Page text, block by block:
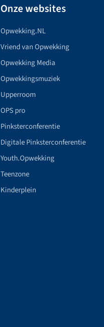
Onze websites
Opwekking.NL
Vriend van Opwekking
Opwekking Media
Opwekkingsmuziek
Upperroom
OPS pro
Pinksterconferentie
Digitale Pinksterconferentie
Youth.Opwekking
Teenzone
Kinderplein